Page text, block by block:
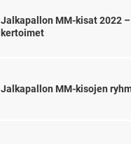
Jalkapallon MM-kisat 2022
kertoimet
Jalkapallon MM-kisojen